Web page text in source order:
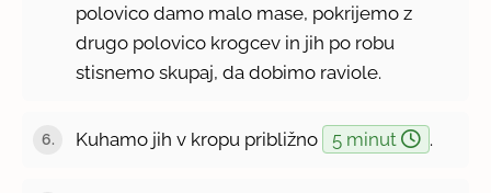
polovico damo malo mase, pokrijemo z
drugo polovico krogcev in jih po robu
stisnemo skupaj, da dobimo raviole.
Kuhamo jih v kropu približno 5 minut .